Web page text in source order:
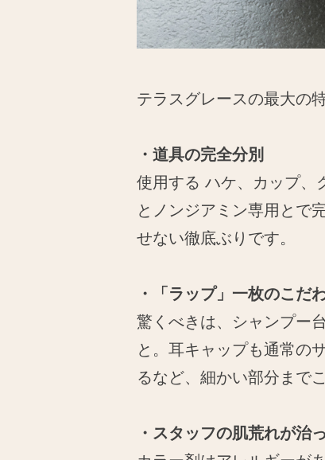
テラスグレースの最大の
・道具の完全分別
使用する ハケ、カップ、
とノンジアミン専用とで
せない徹底ぶりです。
・「ラップ」一枚のこだ
驚くべきは、シャンプー
と。耳キャップも通常の
るなど、細かい部分まで
・スタッフの肌荒れが治